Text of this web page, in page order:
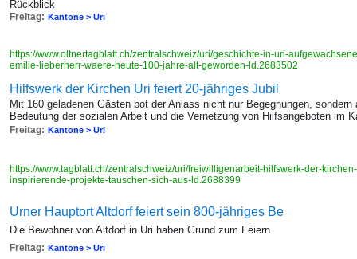
Rückblick
Freitag: Kantone > Uri
https://www.oltnertagblatt.ch/zentralschweiz/uri/geschichte-in-uri-
emilie-lieberherr-waere-heute-100-jahre-alt-geworden-ld.2683502
Hilfswerk der Kirchen Uri feiert 20-jähriges Jubil
Mit 160 geladenen Gästen bot der Anlass nicht nur Begegnungen,
Bedeutung der sozialen Arbeit und die Vernetzung von Hilfsangeboten im
Freitag: Kantone > Uri
https://www.tagblatt.ch/zentralschweiz/uri/freiwilligenarbeit-hilfswerk-der-
inspirierende-projekte-tauschen-sich-aus-ld.2688399
Urner Hauptort Altdorf feiert sein 800-jähriges Be
Die Bewohner von Altdorf in Uri haben Grund zum Feiern
Freitag: Kantone > Uri